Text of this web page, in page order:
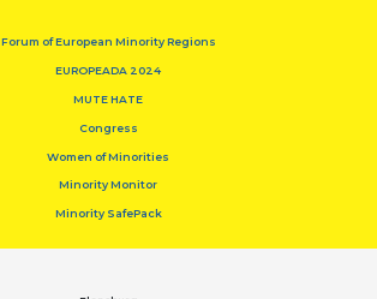
Forum of European Minority Regions
EUROPEADA 2024
MUTE HATE
Congress
Women of Minorities
Minority Monitor
Minority SafePack